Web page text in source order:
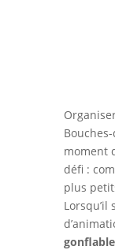
moment
défi :
plus
Lorsqu’il
gonflable